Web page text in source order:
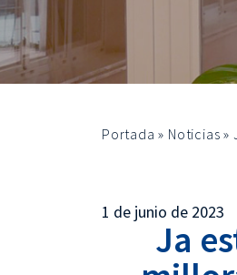
Portada » Noticias »
1 de junio de 2023
Ja